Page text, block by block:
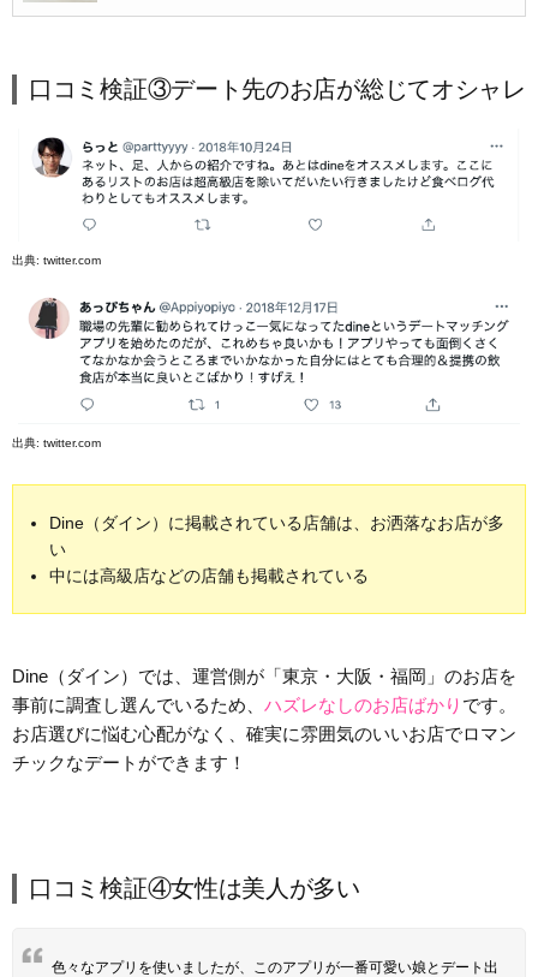
口コミ検証③デート先のお店が総じてオシャレ
出典: twitter.com
出典: twitter.com
Dine（ダイン）に掲載されている店舗は、お洒落なお店が多
い
中には高級店などの店舗も掲載されている
Dine（ダイン）では、運営側が「東京・大阪・福岡」のお店を
事前に調査し選んでいるため、 ハズレなしのお店ばかり です。
お店選びに悩む心配がなく、確実に雰囲気のいいお店でロマン
チックなデートができます！
口コミ検証④女性は美人が多い
色々なアプリを使いましたが、このアプリが一番可愛い娘とデート出